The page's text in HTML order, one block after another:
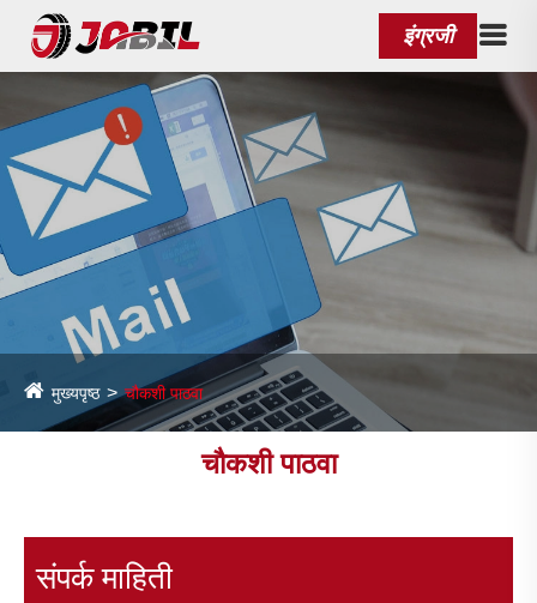
इंग्रजी
मुख्यपृष्ठ चौकशी पाठवा
चौकशी पाठवा
संपर्क माहिती